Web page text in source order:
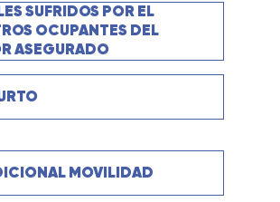
SUFRIDOS POR EL
OCUPANTES DEL
ASEGURADO
MOVILIDAD